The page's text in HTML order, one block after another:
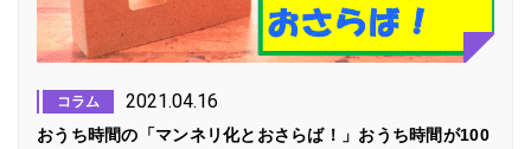
コラム 2021.04.16
おうち時間の「マンネリ化とおさらば！」おうち時間が100